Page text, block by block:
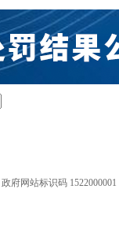
政府网站标识码 1522000001